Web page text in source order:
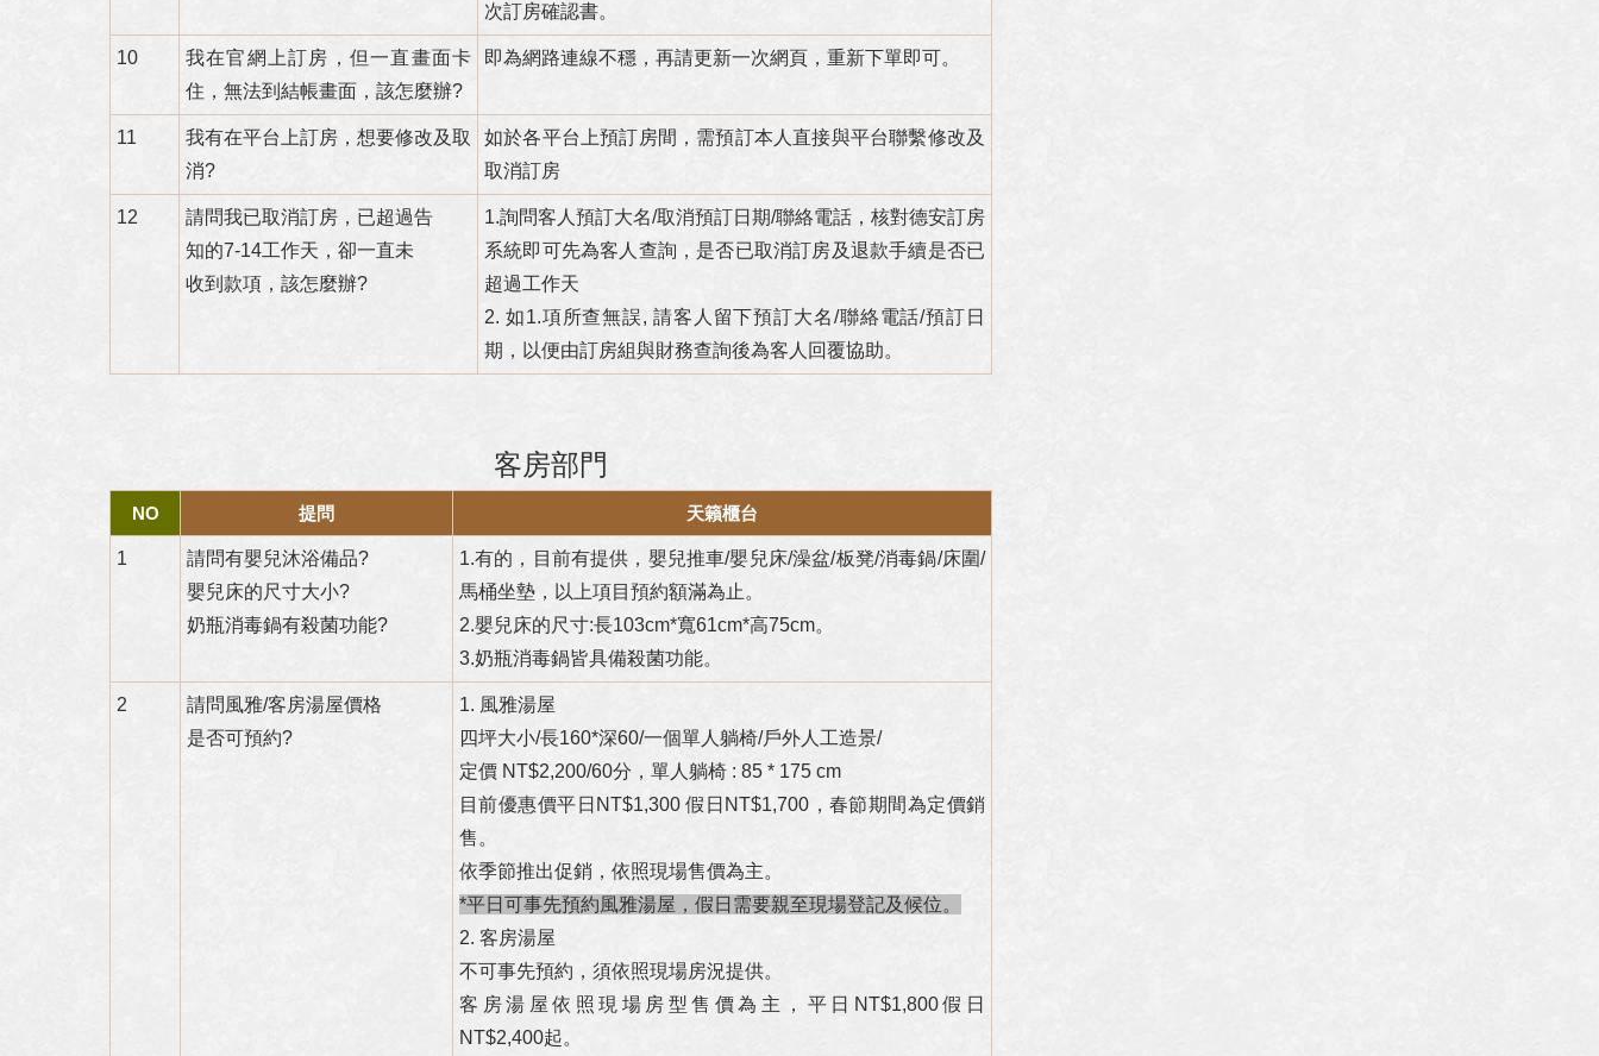
次訂房確認書。
10
我在官網上訂房，但一直畫面卡
住，無法到結帳畫面，該怎麼辦?
即為網路連線不穩，再請更新一次網頁，重新下單即可。
11
我有在平台上訂房，想要修改及取
消?
如於各平台上預訂房間，需預訂本人直接與平台聯繫修改及
取消訂房
12
請問我已取消訂房，已超過告
知的7-14工作天，卻一直未
收到款項，該怎麼辦?
1.詢問客人預訂大名/取消預訂日期/聯絡電話，核對德安訂房
系統即可先為客人查詢，是否已取消訂房及退款手續是否已
超過工作天
2. 如1.項所查無誤, 請客人留下預訂大名/聯絡電話/預訂日
期，以便由訂房組與財務查詢後為客人回覆協助。
客房部門
NO 提問 天籟櫃台
1
請問有嬰兒沐浴備品?
嬰兒床的尺寸大小?
奶瓶消毒鍋有殺菌功能?
1.有的，目前有提供，嬰兒推車/嬰兒床/澡盆/板凳/消毒鍋/床圍/
馬桶坐墊，以上項目預約額滿為止。
2.嬰兒床的尺寸:長103cm*寬61cm*高75cm。
3.奶瓶消毒鍋皆具備殺菌功能。
2
請問風雅/客房湯屋價格
是否可預約?
1. 風雅湯屋
四坪大小/長160*深60/一個單人躺椅/戶外人工造景/
定價 NT$2,200/60分，單人躺椅 : 85 * 175 cm
目前優惠價平日NT$1,300 假日NT$1,700，春節期間為定價銷
售。
依季節推出促銷，依照現場售價為主。
*平日可事先預約風雅湯屋，假日需要親至現場登記及候位。
2. 客房湯屋
不可事先預約，須依照現場房況提供。
客房湯屋依照現場房型售價為主，平日NT$1,800假日
NT$2,400起。